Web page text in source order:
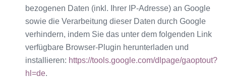
bezogenen Daten (inkl. Ihrer IP-Adresse) an Google
sowie die Verarbeitung dieser Daten durch Google
verhindern, indem Sie das unter dem folgenden Link
verfügbare Browser-Plugin herunterladen und
installieren: https://tools.google.com/dlpage/gaoptout?
hl=de.